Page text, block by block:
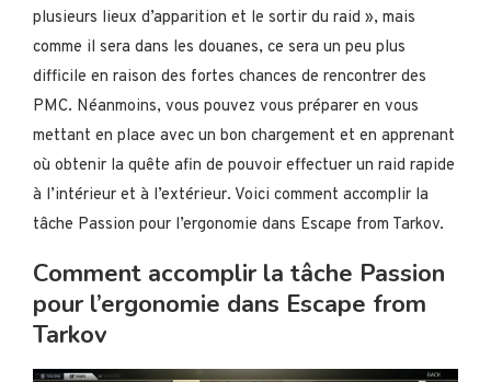
plusieurs lieux d’apparition et le sortir du raid », mais
comme il sera dans les douanes, ce sera un peu plus
difficile en raison des fortes chances de rencontrer des
PMC. Néanmoins, vous pouvez vous préparer en vous
mettant en place avec un bon chargement et en apprenant
où obtenir la quête afin de pouvoir effectuer un raid rapide
à l’intérieur et à l’extérieur. Voici comment accomplir la
tâche Passion pour l’ergonomie dans Escape from Tarkov.
Comment accomplir la tâche Passion
pour l’ergonomie dans Escape from
Tarkov